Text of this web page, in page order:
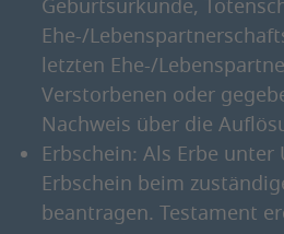
Geburtsurkunde,
Ehe-/
letzten Ehe-/
Verstorbenen oder
Nachweis über die
Erbschein: Als Erbe
Erbschein beim
beantragen. Testament